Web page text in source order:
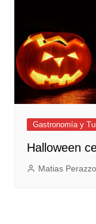
Gastronomía y
Halloween
Matias Perazzo